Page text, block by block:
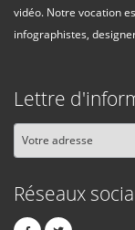
vidéo. Notre vocation
infographistes,
Lettre
Réseaux